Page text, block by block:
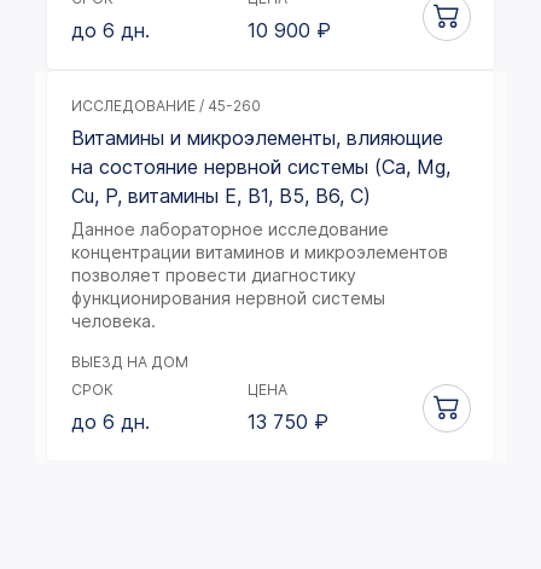
до 6 дн. 10 900 ₽
ИССЛЕДОВАНИЕ / 45-260
Витамины и микроэлементы, влияющие
на состояние нервной системы (Ca, Mg,
Cu, P, витамины E, B1, B5, B6, C)
Данное лабораторное исследование
концентрации витаминов и микроэлементов
позволяет провести диагностику
функционирования нервной системы
человека.
ВЫЕЗД НА ДОМ
СРОК
до 6 дн.
ЦЕНА
13 750 ₽